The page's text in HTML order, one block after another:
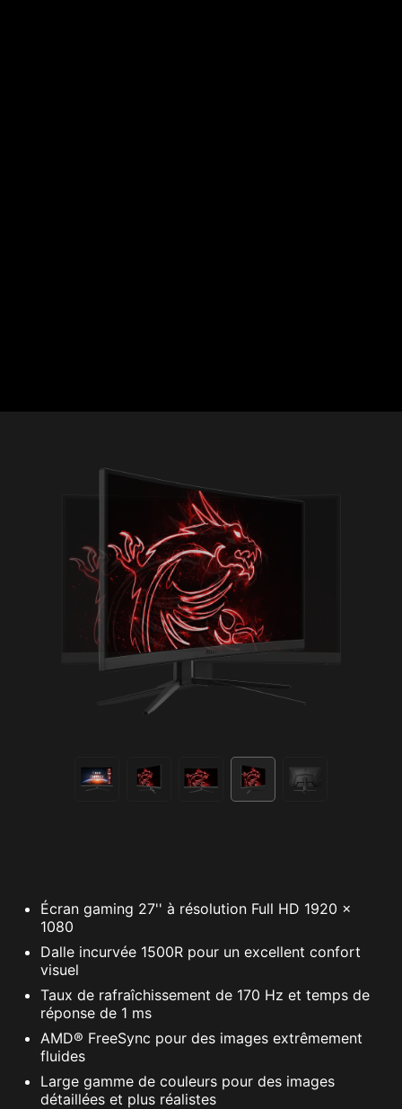
Écran gaming 27'' à résolution Full HD 1920 x
1080
Dalle incurvée 1500R pour un excellent confort
visuel
Taux de rafraîchissement de 170 Hz et temps de
réponse de 1 ms
AMD® FreeSync pour des images extrêmement
fluides
Large gamme de couleurs pour des images
détaillées et plus réalistes